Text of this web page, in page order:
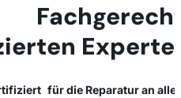
für die Reparatur an